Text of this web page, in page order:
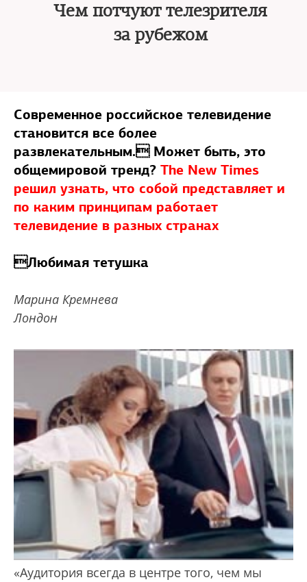
Чем потчуют телезрителя
за рубежом
Современное российское телевидение
становится все более
развлекательным. Может быть, это
общемировой тренд? The New Times
решил узнать, что собой представляет и
по каким принципам работает
телевидение в разных странах
Любимая тетушка
Марина Кремнева
Лондон
«Аудитория всегда в центре того, чем мы